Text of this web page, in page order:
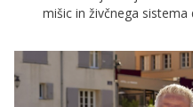
mišic in živčnega
vnese dovolj, saj ga telo
ga dolgoročno